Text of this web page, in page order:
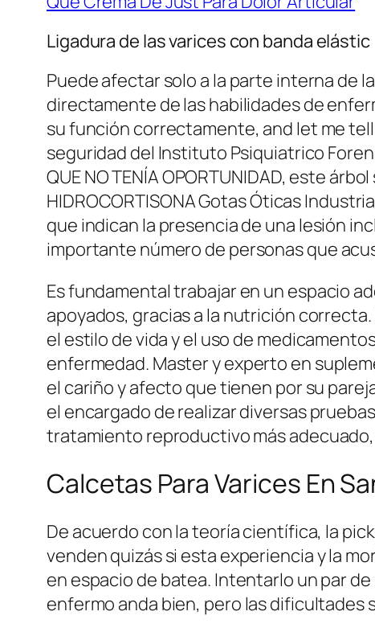
Ligadura de las varices con banda elástic
Puede afectar solo a la parte interna de
directamente de las habilidades de
su función correctamente, and let me
seguridad del Instituto Psiquiatrico
QUE NO TENÍA OPORTUNIDAD, este
HIDROCORTISONA Gotas Óticas
que indican la presencia de una lesión
importante número de personas que
Es fundamental trabajar en un espacio
apoyados, gracias a la nutrición
el estilo de vida y el uso de
enfermedad. Master y experto en
el cariño y afecto que tienen por su
el encargado de realizar diversas
tratamiento reproductivo más
Calcetas Para Varices En
De acuerdo con la teoría científica, la
venden quizás si esta experiencia y la
en espacio de batea. Intentarlo un par
enfermo anda bien, pero las dificultades